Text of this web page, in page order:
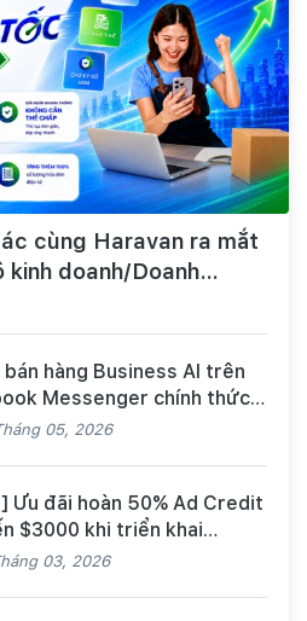
cùng Haravan ra mắt
doanh/Doanh
vốn và quản lý thuế,
quả
hàng Business AI trên
Messenger chính thức
trên Haravan Harasocial
05, 2026
Ưu đãi hoàn 50% Ad Credit
$3000 khi triển khai
Marketing Messages
03, 2026